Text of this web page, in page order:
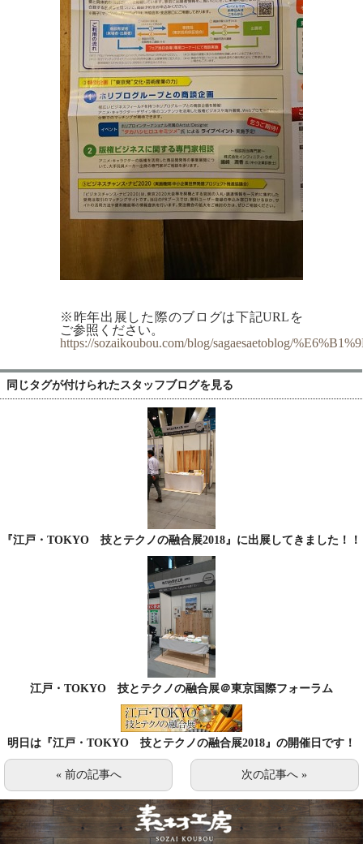
※昨年出展した際のブログは下記URLを
ご参照ください。
https://sozaikoubou.com/blog/sagaesaetoblog/
同じタグが付けられたスタッフブログを見る
『江戸・TOKYO 技とテクノの融合展2018』に出展してきました！！
江戸・TOKYO 技とテクノの融合展＠東京国際フォーラム
明日は『江戸・TOKYO 技とテクノの融合展2018』の開催日です！
« 前の記事へ 次の記事へ »